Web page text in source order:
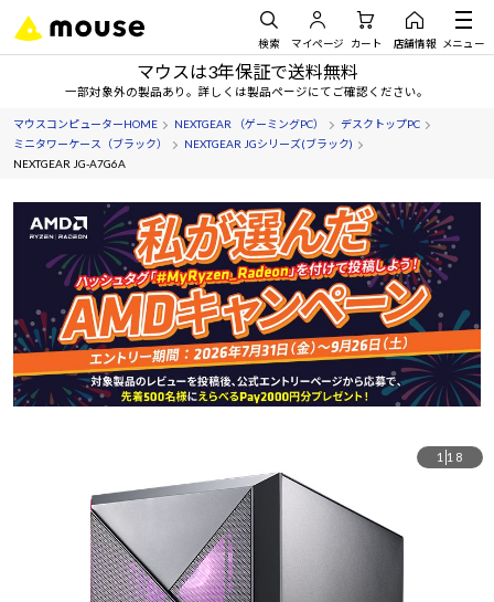
検索 マイページ カート 店舗情報 メニュー
マウスは3年保証で送料無料
一部対象外の製品あり。詳しくは製品ページにてご確認ください。
マウスコンピューターHOME NEXTGEAR （ゲーミングPC）
デスクトップPC
ミニタワーケース（ブラック）
NEXTGEAR JGシリーズ(ブラック)
NEXTGEAR JG-A7G6A
1 18